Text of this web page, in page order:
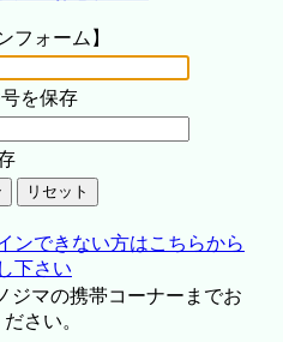
フォーム】
を保存
ンできない方はこちらから
下さい
ジマの携帯コーナーまでお
さい。